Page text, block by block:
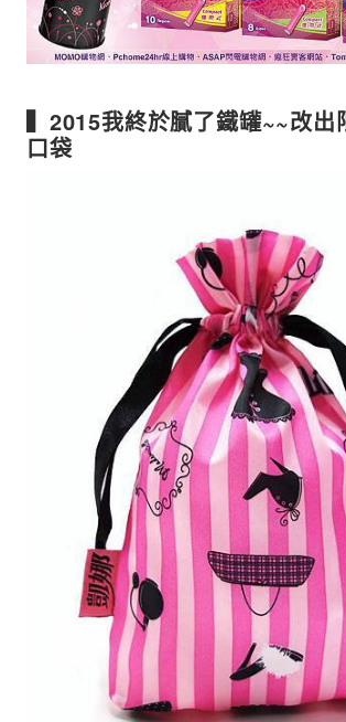
▍2015我終於膩了鐵罐~~改出
口袋